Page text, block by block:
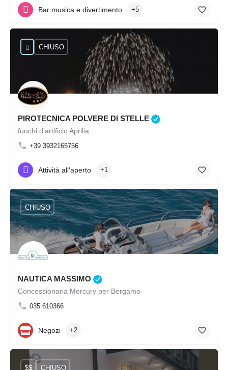
Bar musica e divertimento +5
PIROTECNICA POLVERE DI STELLE
fuochi d'artificio Aprilia
+39 3932165756
CHIUSO
Attività all'aperto +1
NAUTICA MASSIMO
Concessionaria Mercury per Bergamo
035 610366
CHIUSO
Negozi +2
$$ CHIUSO